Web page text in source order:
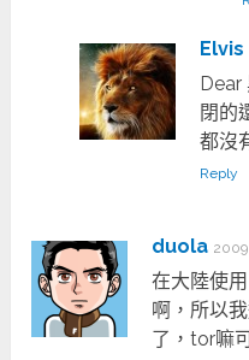
Elvis
Dear
閉的
都沒
Reply
duola 2009
在大陸使
啊，所以
了，tor嘛